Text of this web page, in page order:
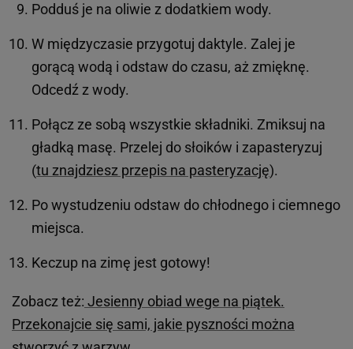
Podduś je na oliwie z dodatkiem wody.
W międzyczasie przygotuj daktyle. Zalej je
gorącą wodą i odstaw do czasu, aż zmięknę.
Odcedź z wody.
Połącz ze sobą wszystkie składniki. Zmiksuj na
gładką masę. Przelej do słoików i zapasteryzuj
(tu znajdziesz przepis na pasteryzację).
Po wystudzeniu odstaw do chłodnego i ciemnego
miejsca.
Keczup na zimę jest gotowy!
Zobacz też: Jesienny obiad wege na piątek.
Przekonajcie się sami, jakie pyszności można